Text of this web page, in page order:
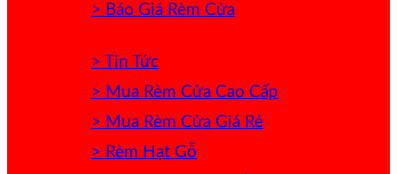
> Báo Giá Rèm Cửa
> Tin Tức
> Mua Rèm Cửa Cao Cấp
> Mua Rèm Cửa Giá Rẻ
> Rèm Hạt Gỗ